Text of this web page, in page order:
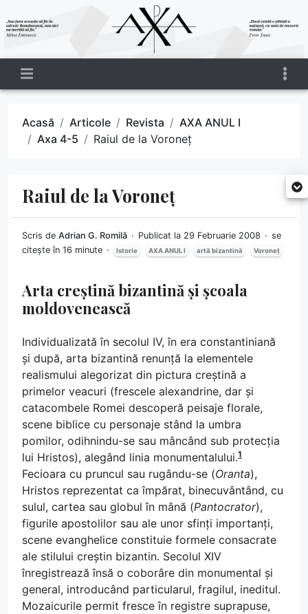
Acasă Articole Revista
AXA ANUL I
Axa 4-5
Raiul de la Voroneț
Raiul de la Voroneț
Scris de Adrian G. Romilă Publicat la 29 Februarie 2008
se
citește în 16 minute
Istorie AXA ANUL I artă bizantină Voroneț
Arta creștină bizantină și școala
moldovenească
Individualizată în secolul IV, în era constantiniană
și după, arta bizantină renunță la elementele
realismului alegorizat din pictura creștină a
primelor veacuri (frescele alexandrine, dar și
catacombele Romei descoperă peisaje florale,
scene biblice cu personaje stând la umbra
pomilor, odihnindu-se sau mâncând sub protecția
lui Hristos), alegând linia monumentalului.1
Fecioara cu pruncul sau rugându-se (Oranta),
Hristos reprezentat ca împărat, binecuvântând, cu
sulul, cartea sau globul în mână (Pantocrator),
figurile apostolilor sau ale unor sfinți importanți,
scene evanghelice constituie formele consacrate
ale stilului creștin bizantin. Secolul XIV
înregistrează însă o coborâre din monumental și
general, introducând particularul, fragilul, ineditul.
Mozaicurile permit fresce în registre suprapuse,